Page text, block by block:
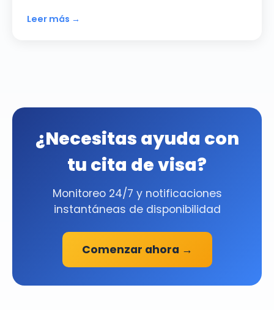
Leer más →
¿Necesitas ayuda con
tu cita de visa?
Monitoreo 24/7 y notificaciones
instantáneas de disponibilidad
Comenzar ahora →